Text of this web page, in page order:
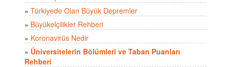
» Türkiyede Olan Büyük Depremler
» Büyükelçilikler Rehberi
» Koronavirüs Nedir
» Üniversitelerin Bölümleri ve Taban Puanları
Rehberi